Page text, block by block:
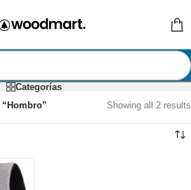
Categorías
Showing all 2 results